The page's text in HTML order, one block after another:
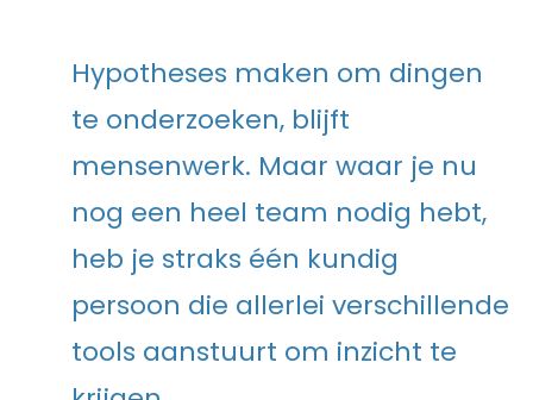
Hypotheses maken om dingen
te onderzoeken, blijft
mensenwerk. Maar waar je nu
nog een heel team nodig hebt,
heb je straks één kundig
persoon die allerlei verschillende
tools aanstuurt om inzicht te